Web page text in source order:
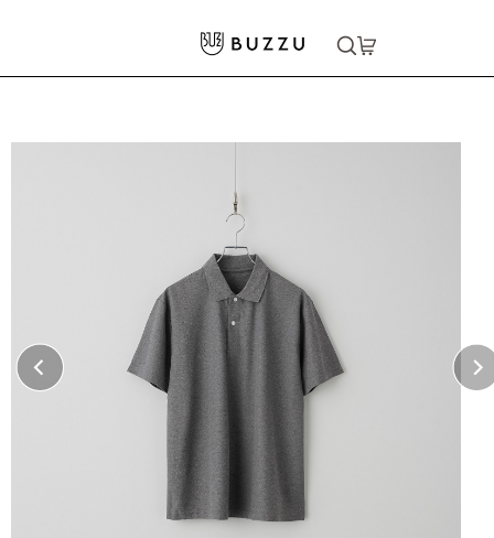
4.7oz スペシャルドライ ポロシャツ